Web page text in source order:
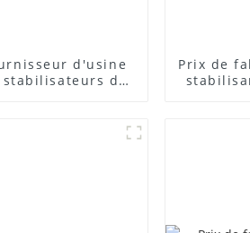
d'usine
stabilisateurs de
Prix ​​de